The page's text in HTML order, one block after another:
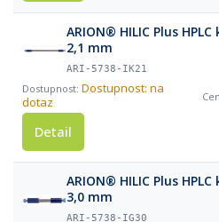
ARION® HILIC Plus
2,1 mm
ARI-5738-IK21
Dostupnost: na
dotaz
Detail
ARION® HILIC Plus
3,0 mm
ARI-5738-IG30